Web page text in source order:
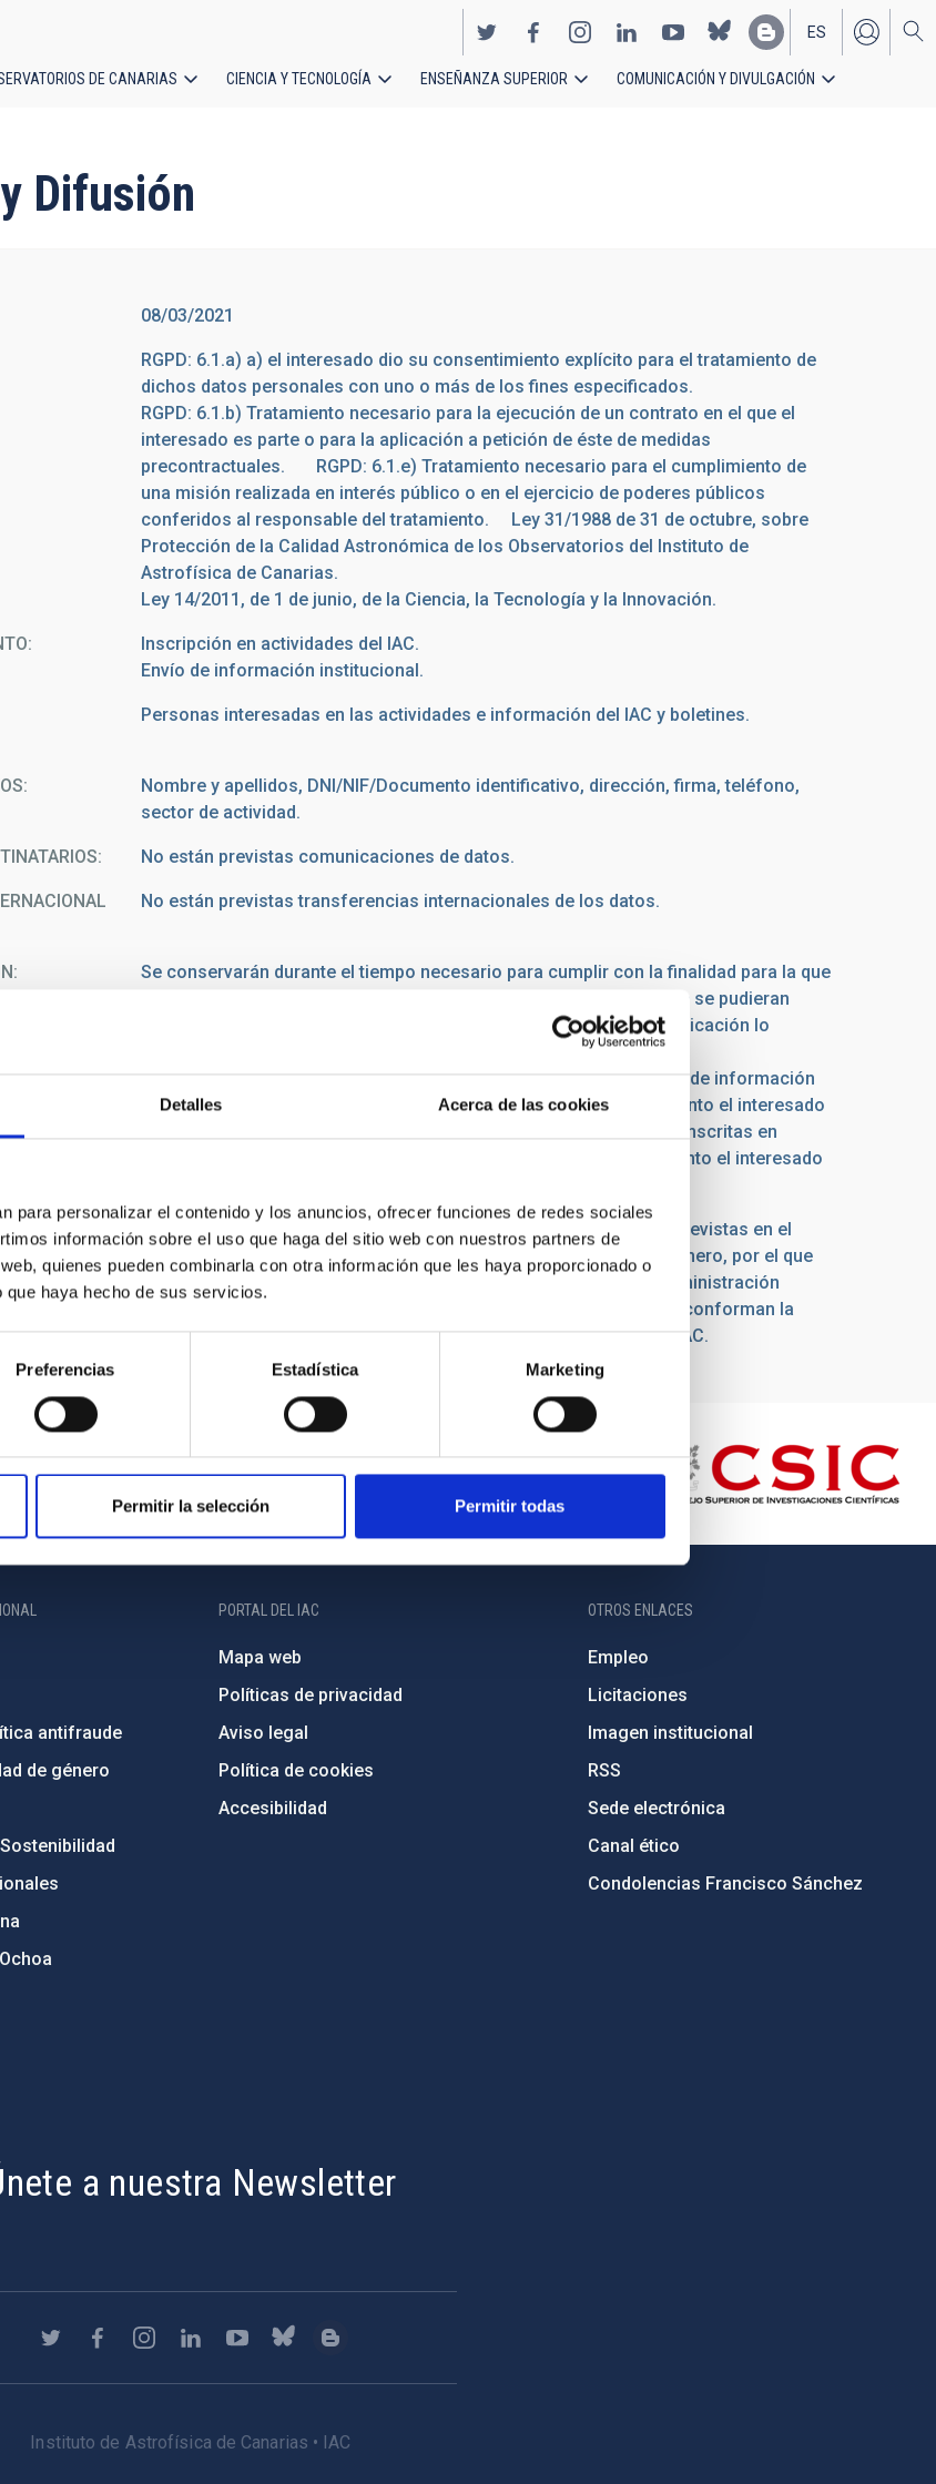
Detalles Acerca de las cookies
para personalizar el contenido y los anuncios, ofrecer funciones de redes sociales
información sobre el uso que haga del sitio web con nuestros partners de
quienes pueden combinarla con otra información que les haya proporcionado o
haya hecho de sus servicios.
Preferencias Estadística Marketing
Permitir la selección Permitir todas
EN
ES
DE CANARIAS CIENCIA Y TECNOLOGÍA ENSEÑANZA SUPERIOR COMUNICACIÓN Y DIVULGACIÓN
Difusión
08/03/2021
RGPD: 6.1.a) a) el interesado dio su consentimiento explícito para el tratamiento de
dichos datos personales con uno o más de los fines especificados.
RGPD: 6.1.b) Tratamiento necesario para la ejecución de un contrato en el que el
interesado es parte o para la aplicación a petición de éste de medidas
precontractuales. RGPD: 6.1.e) Tratamiento necesario para el cumplimiento de
una misión realizada en interés público o en el ejercicio de poderes públicos
conferidos al responsable del tratamiento. Ley 31/1988 de 31 de octubre, sobre
Protección de la Calidad Astronómica de los Observatorios del Instituto de
Astrofísica de Canarias.
Ley 14/2011, de 1 de junio, de la Ciencia, la Tecnología y la Innovación.
Inscripción en actividades del IAC.
Envío de información institucional.
Personas interesadas en las actividades e información del IAC y boletines.
Nombre y apellidos, DNI/NIF/Documento identificativo, dirección, firma, teléfono,
sector de actividad.
No están previstas comunicaciones de datos.
No están previstas transferencias internacionales de los datos.
Se conservarán durante el tiempo necesario para cumplir con la finalidad para la que
se recabaron y para determinar las posibles responsabilidades que se pudieran
derivar de dicha finalidad y del tratamiento de los datos. Será de aplicación lo
dispuesto en la normativa de archivos y documentación.
Los datos personales de las personas interesadas en la recepción de información
institucional se mantendrán en el sistema de forma indefinida en tanto el interesado
no solicite su supresión. Los datos personales de las personas inscritas en
actividades se mantendrán en el sistema de forma indefinida en tanto el interesado
Las medidas de seguridad implantadas se corresponden con las previstas en el
Anexo II (Medidas de seguridad) del Real Decreto 3/2010, de 8 de enero, por el que
se regula el Esquema Nacional de Seguridad en el ámbito de la Administración
Electrónica y que se encuentran descritas en los documentos que conforman la
Política de protección de datos y seguridad de la información del IAC.
antifraude
de género
PORTAL DEL IAC
Mapa web
Políticas de privacidad
Aviso legal
Política de cookies
Accesibilidad
OTROS ENLACES
Empleo
Licitaciones
Imagen institucional
RSS
Sede electrónica
Canal ético
Condolencias Francisco Sánchez
a nuestra Newsletter
Instituto de Astrofísica de Canarias • IAC